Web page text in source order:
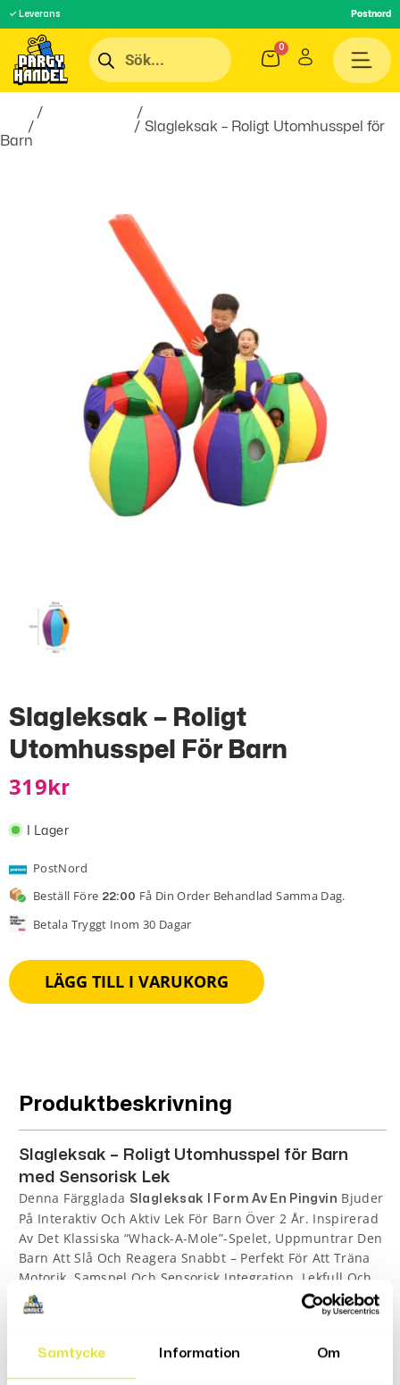
Samtycke Information Om
✓ Leverans Postnord
/ /
/
/ Slagleksak – Roligt Utomhusspel för
Barn
Slagleksak – Roligt
Utomhusspel För Barn
319 Kr
I Lager
PostNord
Beställ Före 22:00 Få Din Order Behandlad Samma Dag.
Betala Tryggt Inom 30 Dagar
LÄGG TILL I VARUKORG
Produktbeskrivning
Slagleksak – Roligt Utomhusspel för Barn
med Sensorisk Lek
Denna Färgglada Slagleksak I Form Av En Pingvin Bjuder
På Interaktiv Och Aktiv Lek För Barn Över 2 År. Inspirerad
Av Det Klassiska “Whack-A-Mole”-Spelet, Uppmuntrar Den
Barn Att Slå Och Reagera Snabbt – Perfekt För Att Träna
Motorik, Samspel Och Sensorisk Integration. Lekfull Och
Energisk Aktivitet Som Passar Både Inne Och Ute.
Tillverkad I Mjukt Skumgummi Och Tyg För Säker Lek, Med
Händer Att Hantera. En Underhållande Och Trygg Leksak
Som Lockar Till Rörelse Och Skratt!